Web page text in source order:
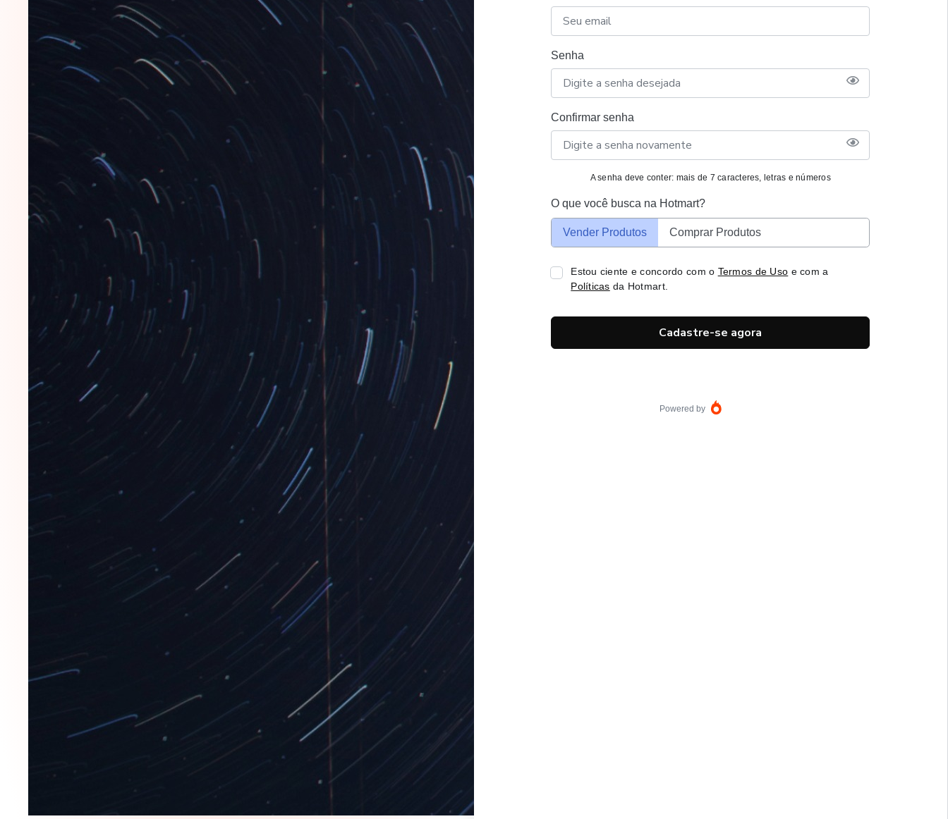
Senha
Confirmar senha
A senha deve conter: mais de 7 caracteres, letras e números
O que você busca na Hotmart?
Vender Produtos Comprar Produtos
Estou ciente e concordo com o Termos de Uso e com a
Políticas da Hotmart.
Cadastre-se agora
Powered by